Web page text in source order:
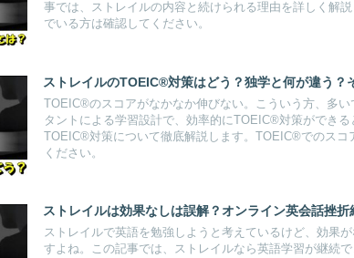
事では、ストレイルの内容と続けられる理由を詳しく解
でいる方は確認してください。
ストレイルのTOEIC®対策はどう？独学と何が違う？
TOEIC®のスコアがなかなか伸びない。こういう方、多
タントによる学習設計で、効率的にTOEIC®対策ができ
TOEIC®対策について徹底解説します。TOEIC®でのスコ
ください。
ストレイルは効果なしは誤解？オンライン英会話挫折
ストレイルで英語を勉強しようと考えているけど、効果
すよね。この記事では、ストレイルなら英語学習が継続